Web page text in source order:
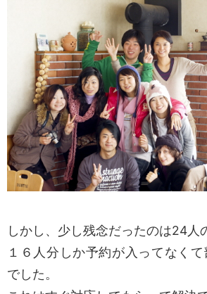
しかし、少し残念だったのは24人
１６人分しか予約が入ってなく
でした。